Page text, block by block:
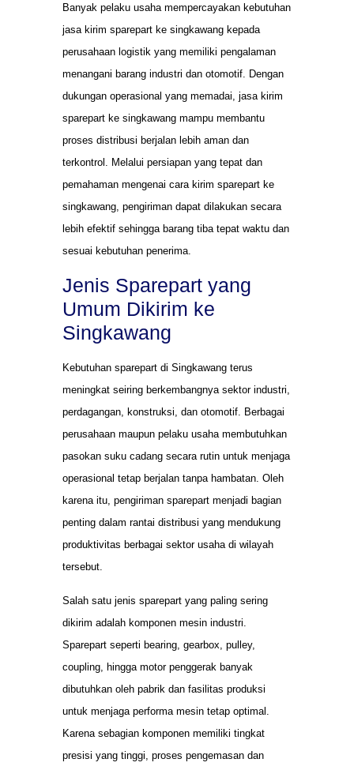
Banyak pelaku usaha mempercayakan kebutuhan
jasa kirim sparepart ke singkawang kepada
perusahaan logistik yang memiliki pengalaman
menangani barang industri dan otomotif. Dengan
dukungan operasional yang memadai, jasa kirim
sparepart ke singkawang mampu membantu
proses distribusi berjalan lebih aman dan
terkontrol. Melalui persiapan yang tepat dan
pemahaman mengenai cara kirim sparepart ke
singkawang, pengiriman dapat dilakukan secara
lebih efektif sehingga barang tiba tepat waktu dan
sesuai kebutuhan penerima.
Jenis Sparepart yang
Umum Dikirim ke
Singkawang
Kebutuhan sparepart di Singkawang terus
meningkat seiring berkembangnya sektor industri,
perdagangan, konstruksi, dan otomotif. Berbagai
perusahaan maupun pelaku usaha membutuhkan
pasokan suku cadang secara rutin untuk menjaga
operasional tetap berjalan tanpa hambatan. Oleh
karena itu, pengiriman sparepart menjadi bagian
penting dalam rantai distribusi yang mendukung
produktivitas berbagai sektor usaha di wilayah
tersebut.
Salah satu jenis sparepart yang paling sering
dikirim adalah komponen mesin industri.
Sparepart seperti bearing, gearbox, pulley,
coupling, hingga motor penggerak banyak
dibutuhkan oleh pabrik dan fasilitas produksi
untuk menjaga performa mesin tetap optimal.
Karena sebagian komponen memiliki tingkat
presisi yang tinggi, proses pengemasan dan